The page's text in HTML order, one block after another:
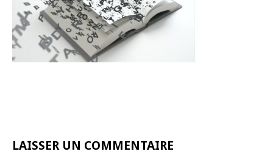
LAISSER UN COMMENTAIRE